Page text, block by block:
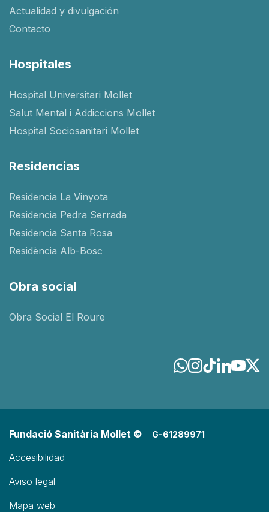
Actualidad y divulgación
Contacto
Hospitales
Hospital Universitari Mollet
Salut Mental i Addiccions Mollet
Hospital Sociosanitari Mollet
Residencias
Residencia La Vinyota
Residencia Pedra Serrada
Residencia Santa Rosa
Residència Alb-Bosc
Obra social
Obra Social El Roure
Fundació Sanitària Mollet © G-61289971
Accesibilidad
Aviso legal
Mapa web